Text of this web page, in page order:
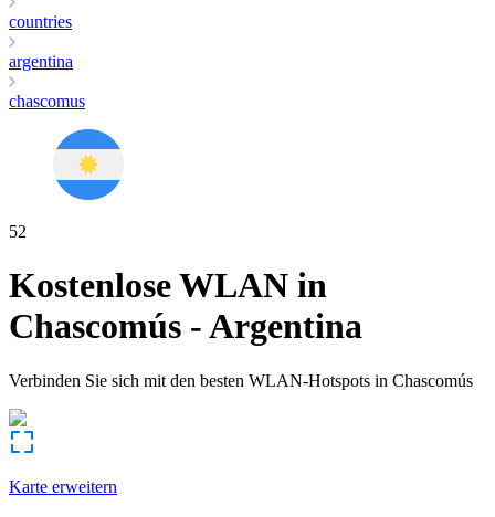
countries
argentina
chascomus
52
Kostenlose WLAN in
Chascomús -Argentina
Verbinden Sie sich mit den besten WLAN-Hotspots in Chascomús
Karte erweitern